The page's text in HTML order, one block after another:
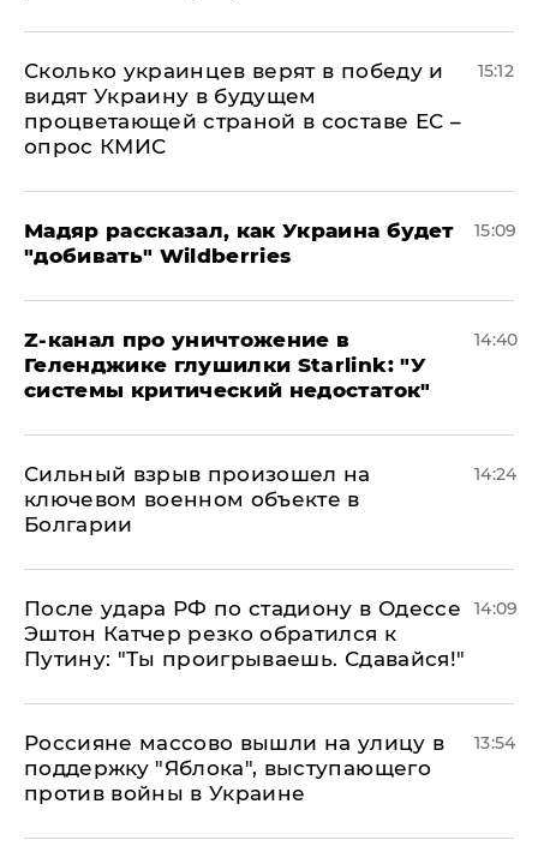
Сколько украинцев верят в победу и
видят Украину в будущем
процветающей страной в составе ЕС –
опрос КМИС
15:12
Мадяр рассказал, как Украина будет
"добивать" Wildberries
15:09
Z-канал про уничтожение в
Геленджике глушилки Starlink: "У
системы критический недостаток"
14:40
Сильный взрыв произошел на
ключевом военном объекте в
Болгарии
14:24
После удара РФ по стадиону в Одессе
Эштон Катчер резко обратился к
Путину: "Ты проигрываешь. Сдавайся!"
14:09
Россияне массово вышли на улицу в
поддержку "Яблока", выступающего
против войны в Украине
13:54